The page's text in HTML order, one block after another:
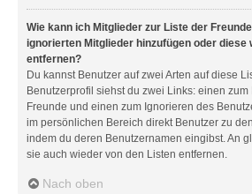
Wie kann ich Mitglieder zur Liste der
ignorierten Mitglieder hinzufügen oder diese
entfernen?
Du kannst Benutzer auf zwei Arten auf diese
Benutzerprofil siehst du zwei Links: einen
Freunde und einen zum Ignorieren des
im persönlichen Bereich direkt Benutzer zu
indem du deren Benutzernamen eingibst. An
sie auch wieder von den Listen entfernen.
Nach oben